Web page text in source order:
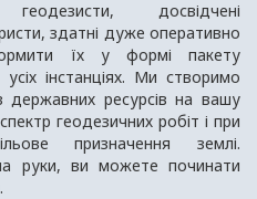
досвідчені
здатні дуже оперативно
їх у формі пакету
інстанціях. Ми створимо
державних ресурсів на вашу
геодезичних робіт і при
призначення землі.
руки, ви можете починати